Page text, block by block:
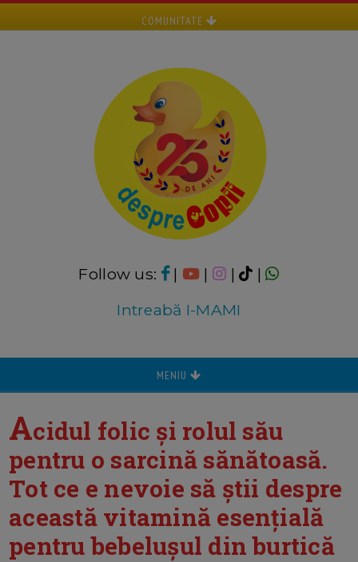
COMUNITATE
Follow us: | | |
|
Intreabă I-MAMI
MENIU
Acidul folic şi rolul său
pentru o sarcină sănătoasă.
Tot ce e nevoie să ştii despre
această vitamină esenţială
pentru bebeluşul din burtică